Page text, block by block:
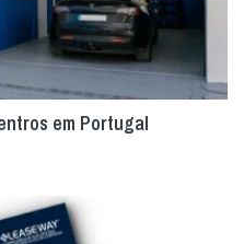
em Portugal